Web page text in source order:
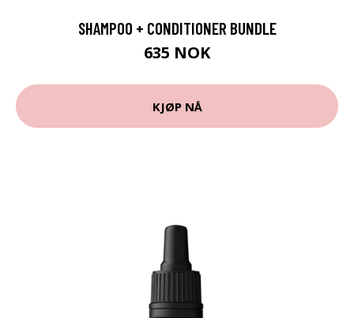
SHAMPOO + CONDITIONER BUNDLE
635 NOK
KJØP NÅ